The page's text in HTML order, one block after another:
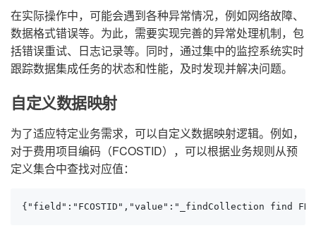
在实际操作中，可能会遇到各种异常情况，例如网络故障、
数据格式错误等。为此，需要实现完善的异常处理机制，包
括错误重试、日志记录等。同时，通过集中的监控系统实时
跟踪数据集成任务的状态和性能，及时发现并解决问题。
自定义数据映射
为了适应特定业务需求，可以自定义数据映射逻辑。例如，
对于费用项目编码（FCOSTID），可以根据业务规则从预
定义集合中查找对应值：
{"field":"FCOSTID","value":"_findCollection find